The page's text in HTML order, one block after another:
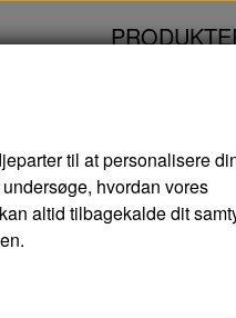
- DVD
til at personalisere
hvordan vores
altid tilbagekalde dit